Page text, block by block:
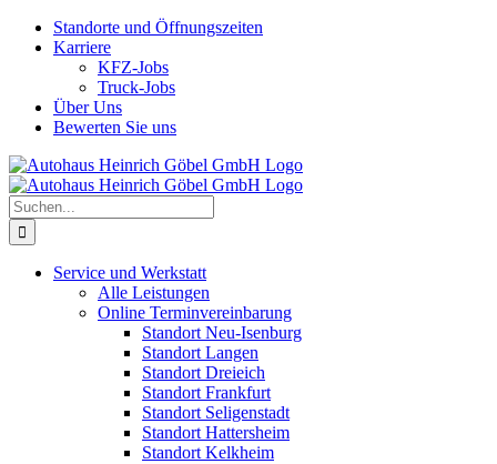
Skip
Standorte und Öffnungszeiten
Karriere
KFZ-Jobs
Truck-Jobs
Über Uns
Bewerten Sie uns
Suche
nach:
Service und Werkstatt
Alle Leistungen
Online Terminvereinbarung
Standort Neu-Isenburg
Standort Langen
Standort Dreieich
Standort Frankfurt
Standort Seligenstadt
Standort Hattersheim
Standort Kelkheim